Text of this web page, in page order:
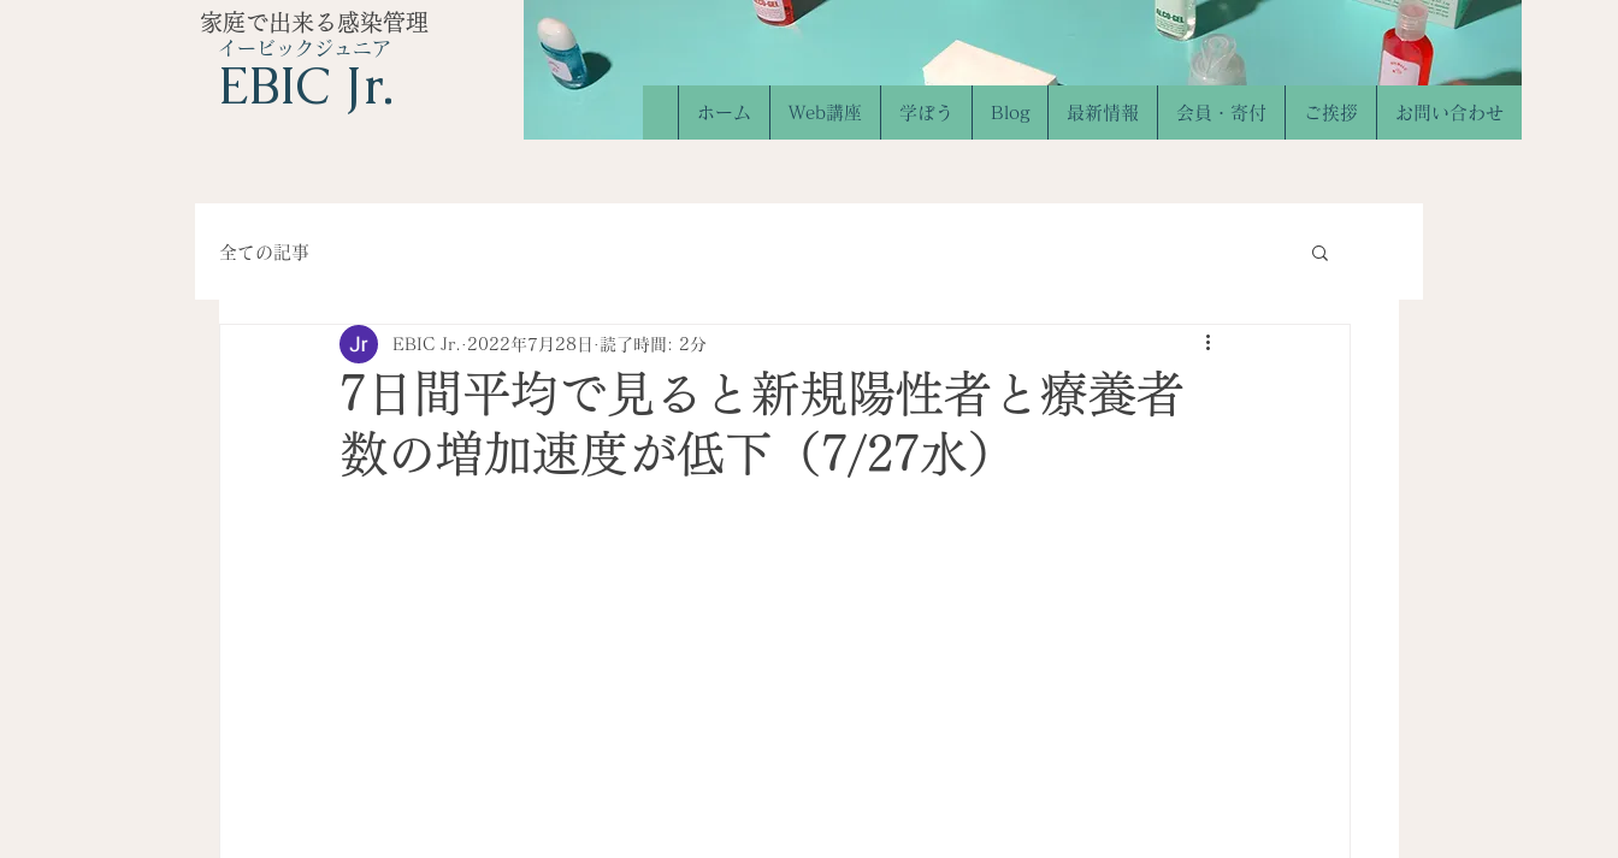
イービックジュニア
​EBIC Jr.
家庭で出来る感染管理
ホーム Web講座 学ぼう Blog 最新情報 会員・寄付 ご挨拶 お問い合わせ
全ての記事
7日間平均で見ると新規陽性者と療養者
数の増加速度が低下（7/27水）
EBIC Jr. 2022年7月28日 読了時間: 2分